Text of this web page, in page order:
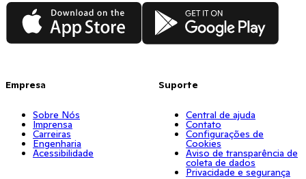
App Store Google Play
Empresa
Sobre Nós
Imprensa
Carreiras
Engenharia
Acessibilidade
Suporte
Central de ajuda
Contato
Configurações de
Cookies
Aviso de transparência de
coleta de dados
Privacidade e segurança